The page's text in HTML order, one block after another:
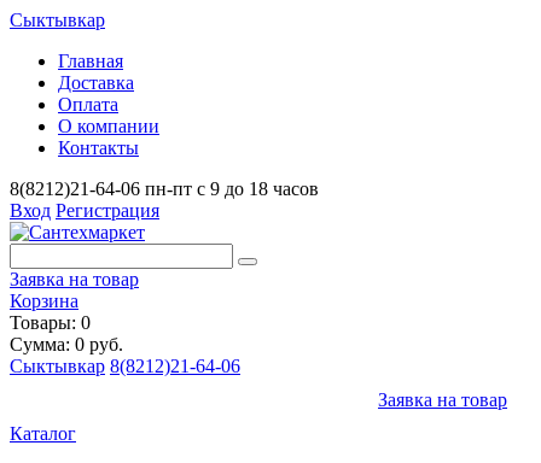
Сыктывкар
Главная
Доставка
Оплата
О компании
Контакты
8(8212)21-64-06 пн-пт с 9 до 18 часов
Вход Регистрация
Заявка на товар
Корзина
Товары: 0
Сумма: 0 руб.
Сыктывкар 8(8212)21-64-06
Заявка на товар
Каталог